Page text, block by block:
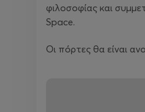
φιλοσοφίας και
Space.
Οι πόρτες θα είναι